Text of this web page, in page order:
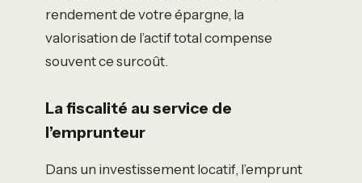
rendement de votre épargne, la
valorisation de l’actif total compense
souvent ce surcoût.
La fiscalité au service de
l’emprunteur
Dans un investissement locatif, l’emprunt